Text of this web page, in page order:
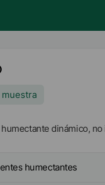
dinámico,
humectantes